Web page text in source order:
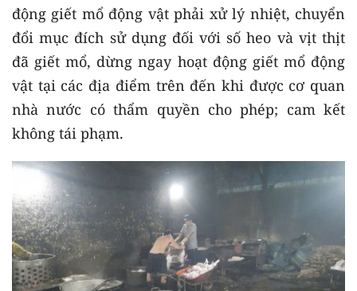
động giết mổ động vật phải xử lý nhiệt, chuyển
đổi mục đích sử dụng đối với số heo và vịt thịt
đã giết mổ, dừng ngay hoạt động giết mổ động
vật tại các địa điểm trên đến khi được cơ quan
nhà nước có thẩm quyền cho phép; cam kết
không tái phạm.